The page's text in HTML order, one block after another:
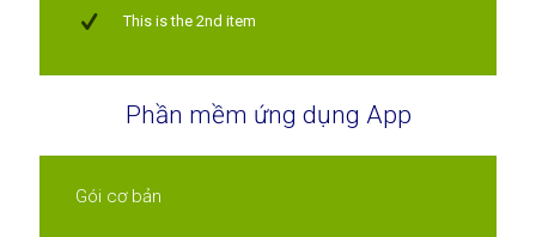
This is the 2nd item
Phần mềm ứng dụng App
Gói cơ bản